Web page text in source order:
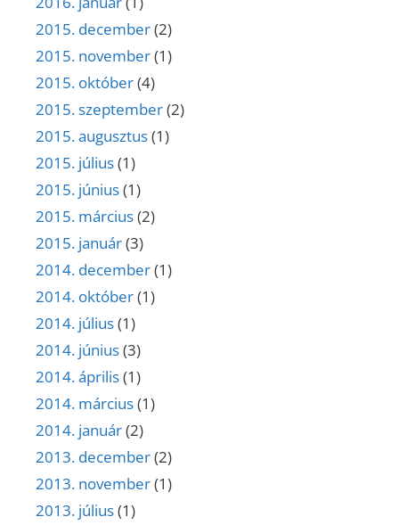
2015. december(2)
2015. november(1)
2015. október(4)
2015. szeptember(2)
2015. augusztus(1)
2015. július(1)
2015. június(1)
2015. március(2)
2015. január(3)
2014. december(1)
2014. október(1)
2014. július(1)
2014. június(3)
2014. április(1)
2014. március(1)
2014. január(2)
2013. december(2)
2013. november(1)
2013. július(1)